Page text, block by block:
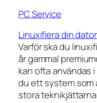
PC Service
Linuxifiera din dator
Varför ska du
år gammal
kan ofta användas
du ett system som
stora